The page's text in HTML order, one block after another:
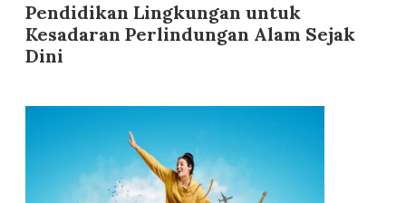
Pendidikan Lingkungan untuk
Kesadaran Perlindungan Alam Sejak
Dini